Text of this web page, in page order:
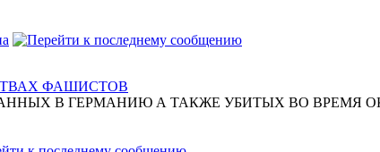
ФАШИСТОВ
В ГЕРМАНИЮ А ТАКЖЕ УБИТЫХ ВО ВРЕМЯ